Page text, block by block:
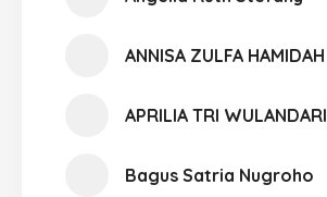
ANNISA ZULFA HAMIDAH
APRILIA TRI WULANDARI
Bagus Satria Nugroho